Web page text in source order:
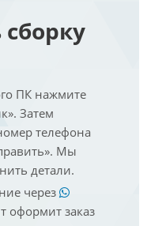
сборку
ПК нажмите
Затем
телефона
Мы
детали.
через
оформит заказ